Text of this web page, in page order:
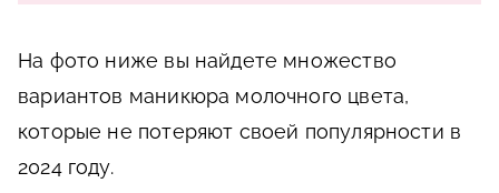
На фото ниже вы найдете множество
вариантов маникюра молочного цвета,
которые не потеряют своей популярности в
2024 году.